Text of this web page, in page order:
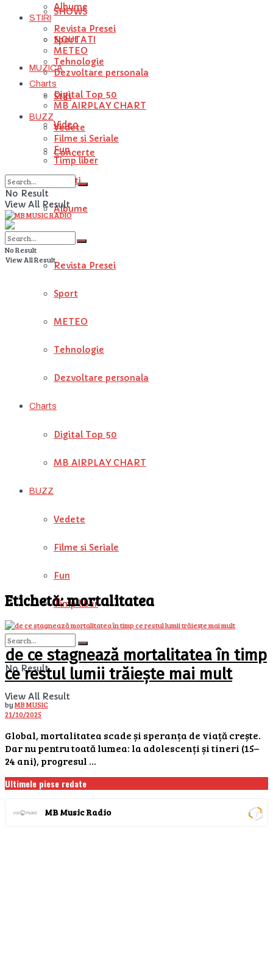
SHOWS
NOUTATI
MUZICA
Stiri
Video
Concerte
Artisti
Albume
STIRI
Revista Presei
Sport
METEO
Tehnologie
Dezvoltare personala
Charts
Digital Top 50
MB AIRPLAY CHART
BUZZ
Vedete
Filme si Seriale
Fun
Timp liber
No Result
View All Result
Albume
STIRI
Revista Presei
Sport
METEO
Tehnologie
Dezvoltare personala
Charts
Digital Top 50
MB AIRPLAY CHART
BUZZ
Vedete
Filme si Seriale
Fun
Timp liber
No Result
View All Result
No Result
View All Result
Etichetă:mortalitatea
de ce stagnează mortalitatea în timp
ce restul lumii trăiește mai mult
byMB MUSIC
21/10/2025
Global, mortalitatea scade și speranța de viață crește.
Dar nu pentru toată lumea: la adolescenți și tineri (15–
24 ani), progresul ...
Ultimele piese redate
MB Music Radio